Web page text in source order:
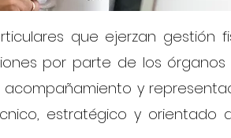
que ejerzan gestión
por parte de los órganos
y
estratégico y orientado